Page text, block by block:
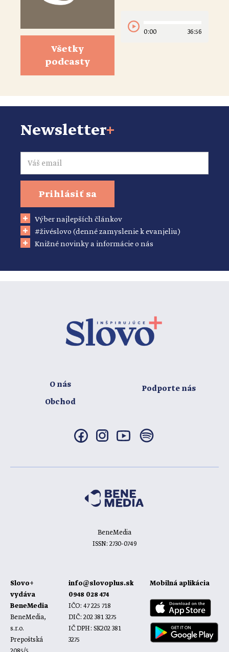
Všetky
podcasty
0:00 36:56
Newsletter+
Email
Prihlásiť sa
Výber najlepších článkov
#živéslovo (denné zamyslenie k evanjeliu)
Knižné novinky a informácie o nás
O nás
Obchod
Podporte nás
BeneMedia
ISSN: 2730-0749
Slovo+
vydáva
BeneMedia
BeneMedia,
s.r.o.
Prepoštská
info@slovoplus.sk
0948 028 474
IČO: 47 225 718
DIČ: 202 381 3275
IČ DPH: SK202 381
3275
Mobilná aplikácia